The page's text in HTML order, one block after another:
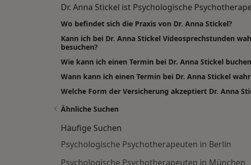
Dr. Anna Stickel ist Psychologische
Wo befindet sich die Praxis von Dr. Anna Stickel?
Kann ich bei Dr. Anna Stickel Videosprechstunden
besuchen?
Wie kann ich einen Termin bei Dr. Anna Stickel
Wann kann ich einen Termin bei Dr. Anna Stickel
Welche Form der Versicherung akzeptiert Dr. Anna
Ähnliche Suchen
Häufige Suchen
Psychologische Psychotherapeuten in Berlin
Psychologische Psychotherapeuten in München